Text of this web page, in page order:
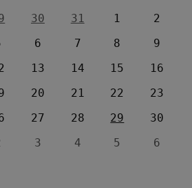
30 31 1
2
6 7 8
9
13 14 15
16
20 21 22
23
27 28 29
30
3 4 5 6